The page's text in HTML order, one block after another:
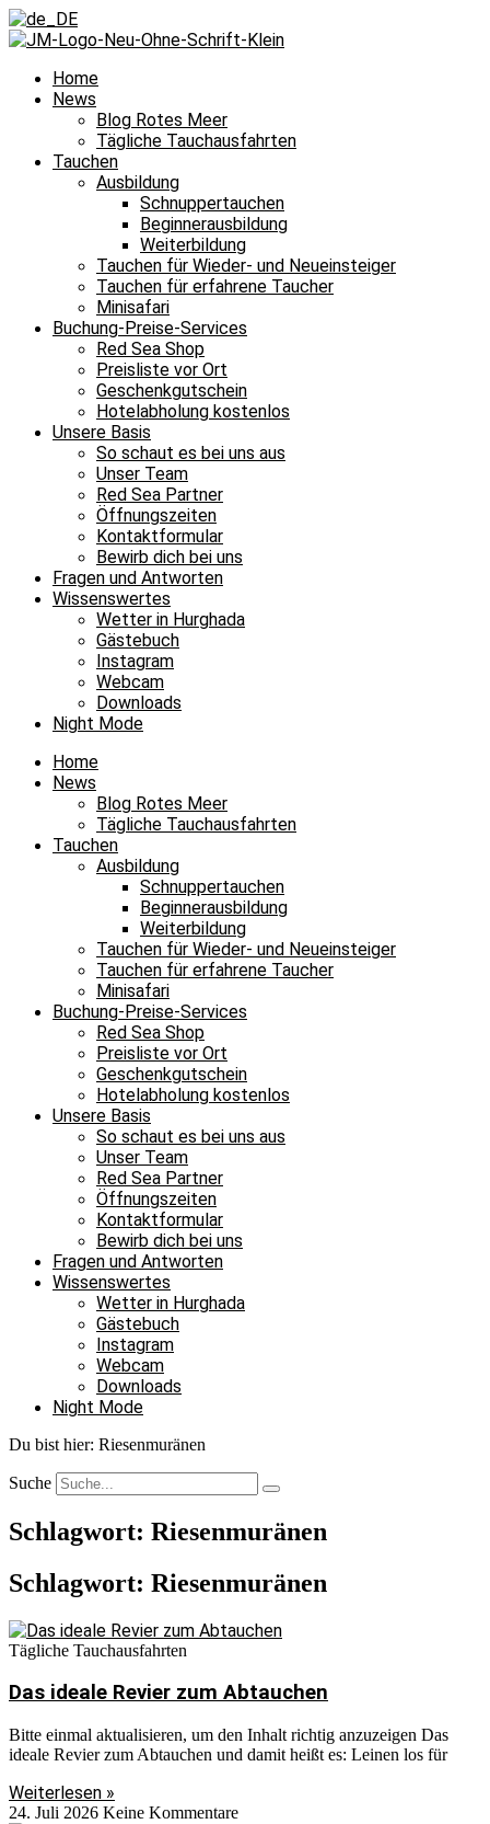
Home
News
Blog Rotes Meer
Tägliche Tauchausfahrten
Tauchen
Ausbildung
Schnuppertauchen
Beginnerausbildung
Weiterbildung
Tauchen für Wieder- und Neueinsteiger
Tauchen für erfahrene Taucher
Minisafari
Buchung-Preise-Services
Red Sea Shop
Preisliste vor Ort
Geschenkgutschein
Hotelabholung kostenlos
Unsere Basis
So schaut es bei uns aus
Unser Team
Red Sea Partner
Öffnungszeiten
Kontaktformular
Bewirb dich bei uns
Fragen und Antworten
Wissenswertes
Wetter in Hurghada
Gästebuch
Instagram
Webcam
Downloads
Night Mode
Home
News
Blog Rotes Meer
Tägliche Tauchausfahrten
Tauchen
Ausbildung
Schnuppertauchen
Beginnerausbildung
Weiterbildung
Tauchen für Wieder- und Neueinsteiger
Tauchen für erfahrene Taucher
Minisafari
Buchung-Preise-Services
Red Sea Shop
Preisliste vor Ort
Geschenkgutschein
Hotelabholung kostenlos
Unsere Basis
So schaut es bei uns aus
Unser Team
Red Sea Partner
Öffnungszeiten
Kontaktformular
Bewirb dich bei uns
Fragen und Antworten
Wissenswertes
Wetter in Hurghada
Gästebuch
Instagram
Webcam
Downloads
Night Mode
Du bist hier: Riesenmuränen
Suche
Schlagwort: Riesenmuränen
Schlagwort: Riesenmuränen
Tägliche Tauchausfahrten
Das ideale Revier zum Abtauchen
Bitte einmal aktualisieren, um den Inhalt richtig anzuzeigen Das
ideale Revier zum Abtauchen und damit heißt es: Leinen los für
Weiterlesen »
24. Juli 2026 Keine Kommentare